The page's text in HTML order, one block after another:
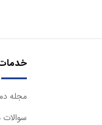
مجله
سوالات